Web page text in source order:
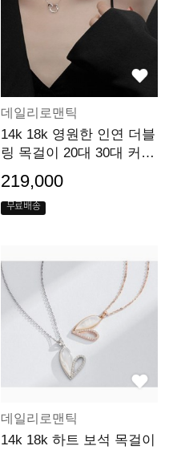
데일리로맨틱
14k 18k 영원한 인연 더블
링 목걸이 20대 30대 커플
선물
219,000
무료배송
데일리로맨틱
14k 18k 하트 보석 목걸이